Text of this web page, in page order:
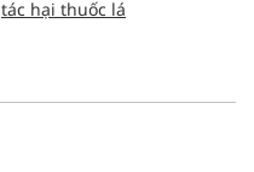
tác hại thuốc lá